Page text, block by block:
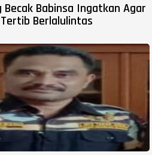
Becak Babinsa Ingatkan Agar
Berlalulintas